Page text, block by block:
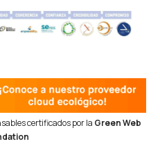
certificados por la Green Web